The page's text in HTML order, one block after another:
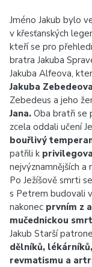
Jméno Jakub bylo
v křesťanských
kteří se pro
bratra Jakuba
Jakuba Alfeova,
Jakuba
Zebedeus a jeho
Jana. Oba bratři se
zcela oddali učení
bouřlivý
patřili k
nejvýznamnějších
Po Ježíšově smrti
s Petrem budovali
nakonec prvním z
mučednickou
Jakub Starší
dělníků,
revmatismu a